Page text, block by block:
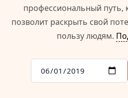
профессиональный путь,
позволит раскрыть свой
пользу людям.